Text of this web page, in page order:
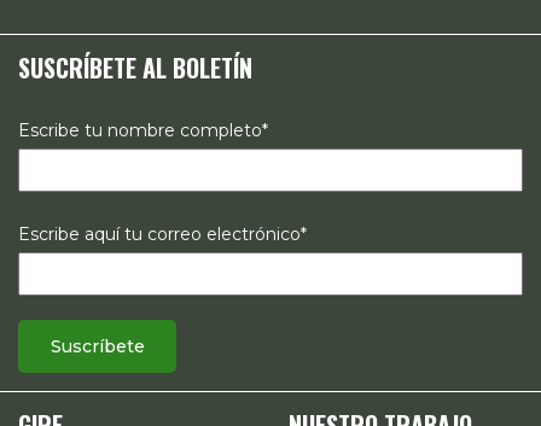
estrategias de comunicación e investigación sobre el
estado de los derechos reproductivos en México.
SUSCRÍBETE AL BOLETÍN
Escribe tu nombre completo*
Escribe aquí tu correo electrónico*